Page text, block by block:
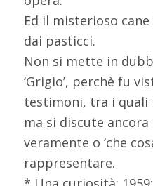
Ed il misterioso cane
dai pasticci.
Non si mette in
‘Grigio’, perchè fu
testimoni, tra i quali
ma si discute ancora
veramente o ‘che
rappresentare.